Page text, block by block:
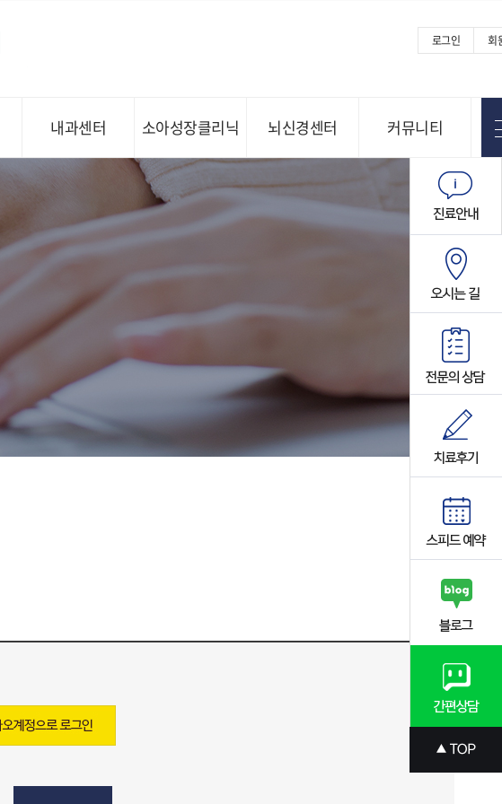
로그인 회
내과센터 소아성장클리닉 뇌신경센터 커뮤니티